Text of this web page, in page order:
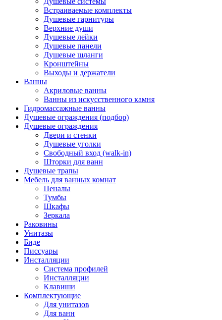
Встраиваемые комплекты
Душевые гарнитуры
Верхние души
Душевые лейки
Душевые панели
Душевые шланги
Кронштейны
Выходы и держатели
Ванны
Акриловые ванны
Ванны из искусственного камня
Гидромассажные ванны
Душевые ограждения (подбор)
Душевые ограждения
Двери и стенки
Душевые уголки
Свободный вход (walk-in)
Шторки для ванн
Душевые трапы
Мебель для ванных комнат
Пеналы
Тумбы
Шкафы
Зеркала
Раковины
Унитазы
Биде
Писсуары
Инсталляции
Система профилей
Инсталляции
Клавиши
Комплектующие
Для унитазов
Для ванн